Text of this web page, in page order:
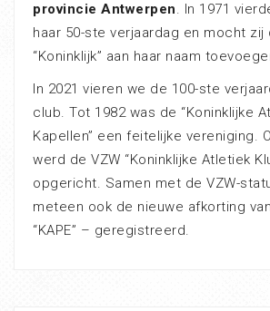
provincie Antwerpen. In 1971
haar 50-ste verjaardag en mocht zij
“Koninklijk” aan haar naam
In 2021 vieren we de 100-ste
club. Tot 1982 was de “Koninklijke
Kapellen” een feitelijke vereniging.
werd de VZW “Koninklijke Atletiek
opgericht. Samen met de VZW-
meteen ook de nieuwe afkorting
“KAPE” – geregistreerd.